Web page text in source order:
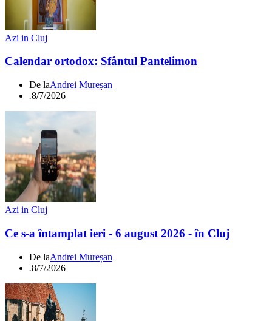
Azi in Cluj
Calendar ortodox: Sfântul Pantelimon
De laAndrei Mureșan
.8/7/2026
Azi in Cluj
Ce s-a întamplat ieri - 6 august 2026 - în Cluj
De laAndrei Mureșan
.8/7/2026